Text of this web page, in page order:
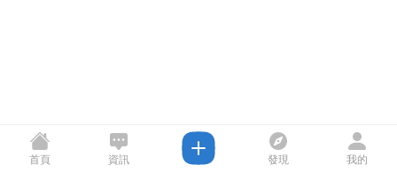
首頁 資訊 發現 我的